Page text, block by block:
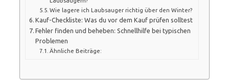
Wie lagere ich Laubsauger richtig über den Winter?
Kauf-Checkliste: Was du vor dem Kauf prüfen solltest
Fehler finden und beheben: Schnellhilfe bei typischen
Problemen
Ähnliche Beiträge: